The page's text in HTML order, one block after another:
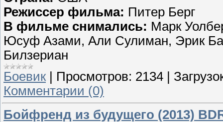
Режиссер фильма: Питер Берг
В фильме снимались: Марк
Юсуф Азами, Али Сулиман, Эрик
Билзериан
Боевик
Просмотров: 2134
Комментарии (0)
Бойфренд из будущего (2013)